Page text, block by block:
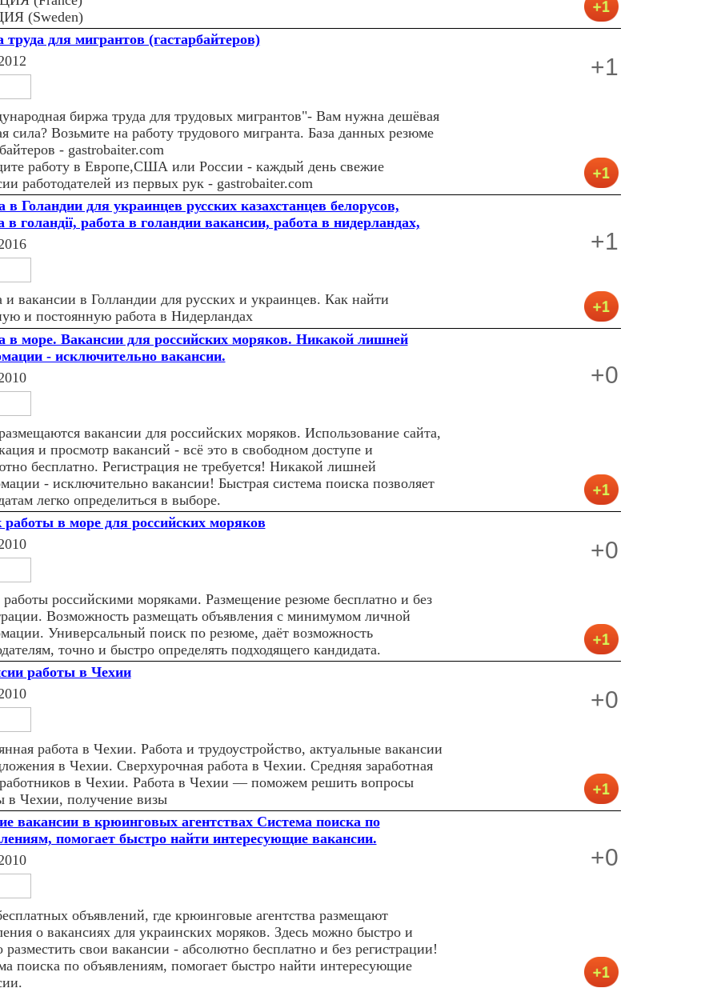
(Sweden)
для мигрантов (гастарбайтеров)
+1
биржа труда для трудовых мигрантов"- Вам нужна дешёвая
сила? Возьмите на работу трудового мигранта. База данных резюме
- gastrobaiter.com
работу в Европе,США или России - каждый день свежие
работодателей из первых рук - gastrobaiter.com
в Голандии для украинцев русских казахстанцев белорусов,
в голандії, работа в голандии вакансии, работа в нидерландах,
+1
и вакансии в Голландии для русских и украинцев. Как найти
и постоянную работа в Нидерландах
в море. Вакансии для российских моряков. Никакой лишней
- исключительно вакансии.
+0
вакансии для российских моряков. Использование сайта,
и просмотр вакансий - всё это в свободном доступе и
бесплатно. Регистрация не требуется! Никакой лишней
- исключительно вакансии! Быстрая система поиска позволяет
легко определиться в выборе.
работы в море для российских моряков
+0
российскими моряками. Размещение резюме бесплатно и без
Возможность размещать объявления с минимумом личной
Универсальный поиск по резюме, даёт возможность
точно и быстро определять подходящего кандидата.
работы в Чехии
+0
работа в Чехии. Работа и трудоустройство, актуальные вакансии
в Чехии. Сверхурочная работа в Чехии. Средняя заработная
в Чехии. Работа в Чехии — поможем решить вопросы
в Чехии, получение визы
вакансии в крюинговых агентствах Система поиска по
помогает быстро найти интересующие вакансии.
+0
объявлений, где крюинговые агентства размещают
о вакансиях для украинских моряков. Здесь можно быстро и
разместить свои вакансии - абсолютно бесплатно и без регистрации!
поиска по объявлениям, помогает быстро найти интересующие